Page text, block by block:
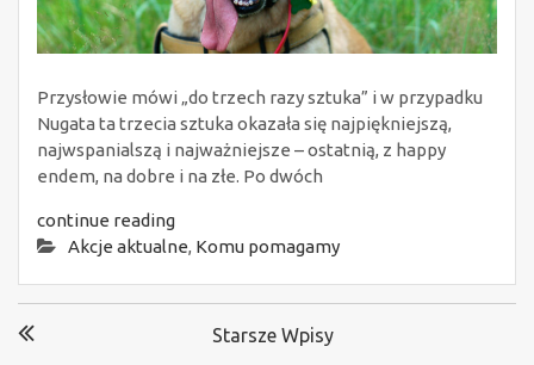
Przysłowie mówi „do trzech razy sztuka” i w przypadku
Nugata ta trzecia sztuka okazała się najpiękniejszą,
najwspanialszą i najważniejsze – ostatnią, z happy
endem, na dobre i na złe. Po dwóch
continue reading
Akcje aktualne, Komu pomagamy
Nawigacja
po
Starsze Wpisy